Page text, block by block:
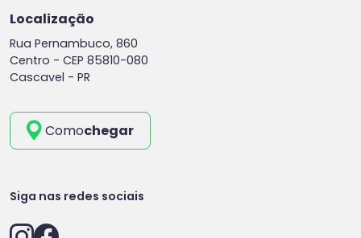
Localização
Rua Pernambuco, 860
Centro - CEP 85810-080
Cascavel - PR
Comochegar
Siga nas redes sociais